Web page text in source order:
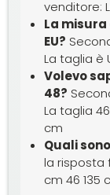
venditore:
La
EU?
La taglia è
Volevo
48?
La taglia
cm
Quali
la risposta
cm 46 135